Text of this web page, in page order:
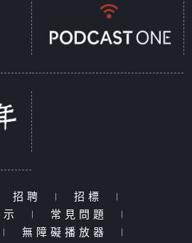
招聘 | 招標
|
示
| 常見問題
|
| 無障礙播放器
|